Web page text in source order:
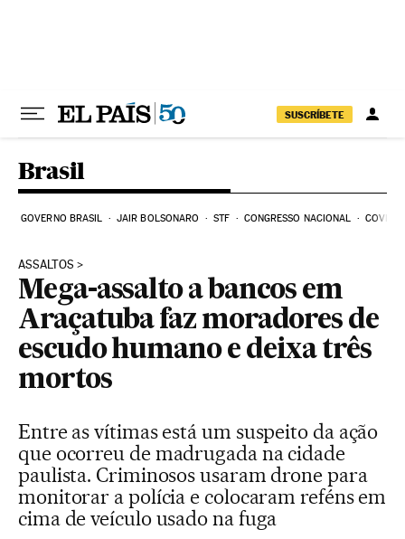
SUSCRÍBETE
Brasil
GOVERNO BRASIL JAIR BOLSONARO STF CONGRESSO NACIONAL COVID-
ASSALTOS
Mega-assalto a bancos em
Araçatuba faz moradores de
escudo humano e deixa três
mortos
Entre as vítimas está um suspeito da ação
que ocorreu de madrugada na cidade
paulista. Criminosos usaram drone para
monitorar a polícia e colocaram reféns em
cima de veículo usado na fuga